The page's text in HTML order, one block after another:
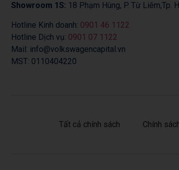
Showroom 1S: 18 Phạm Hùng, P. Từ Liêm,Tp.
Hotline Kinh doanh: 0901 46 1122
Hotline Dịch vụ: 0901 07 1122
Mail: info@volkswagencapital.vn
MST: 0110404220
Tất cả chính sách Chính